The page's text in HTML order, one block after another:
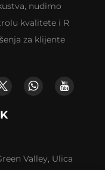
nudimo
kvalitete i R
za klijente
Valley, Ulica